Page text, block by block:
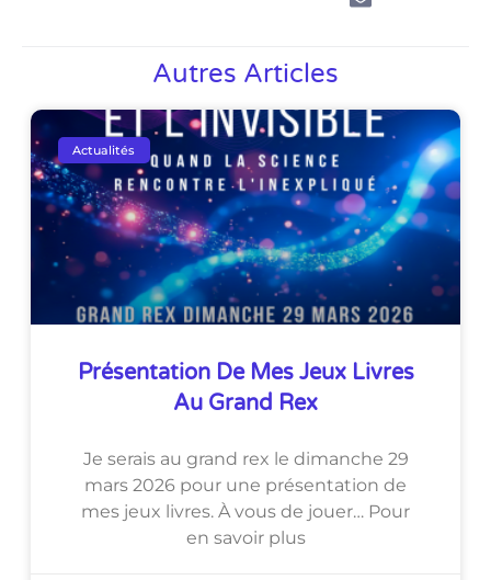
Autres Articles
Actualités
Présentation De Mes Jeux Livres
Au Grand Rex
Je serais au grand rex le dimanche 29
mars 2026 pour une présentation de
mes jeux livres. À vous de jouer… Pour
en savoir plus